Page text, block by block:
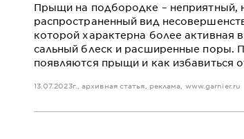
Прыщи на подбородке – неприятный,
распространенный вид
которой характерна более активная
сальный блеск и расширенные поры.
появляются прыщи и как избавиться
13.07.2023г., архивная статья, реклама, www.garnier.ru